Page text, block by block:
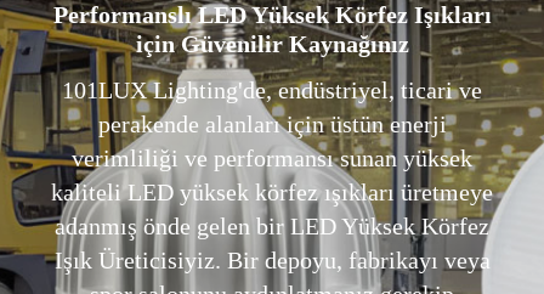
Performanslı LED Yüksek Körfez Işıkları
için Güvenilir Kaynağınız
101LUX Lighting'de, endüstriyel, ticari ve
perakende alanları için üstün enerji
verimliliği ve performansı sunan yüksek
kaliteli LED yüksek körfez ışıkları üretmeye
adanmış önde gelen bir LED Yüksek Körfez
Işık Üreticisiyiz. Bir depoyu, fabrikayı veya